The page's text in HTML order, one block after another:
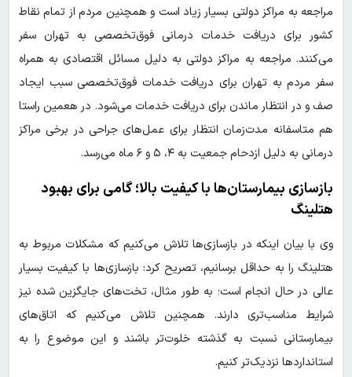
مراجعه به مراکز دولتی بسیار زیاد است و همچنین مردم از تمام نقاط
کشور برای دریافت خدمات درمانی فوق‌تخصصی به تهران سفر
می‌کنند. مراجعه به مراکز دولتی به دلیل مسائل اقتصادی به همراه
سفر مردم به تهران برای دریافت خدمات فوق‌تخصصی سبب ایجاد
صف و در انتظار ماندن برای دریافت خدمات می‌شود. در هعمین راستا
هم متاسفانه مدت‌زمان انتظار برای عمل‌های جراحی در برخی مراکز
درمانی به دلیل ازدحام جمعیت به ۴، ۵ و ۶ ماه می‌رسد.
بازسازی بیمارستان‌ها با کیفیت بالا؛ گامی برای بهبود
هتلینگ
وی با بیان اینکه در بازسازی‌ها تلاش می‌کنیم که مشکلات مربوط به
هتلینگ را به حداقل برسانیم، تصریح کرد: بازسازی‌ها با کیفیت بسیار
عالی در حال انجام است؛ به طور مثال، تخت‌های جایگزین شده نیز
شرایط مناسب‌تری دارند. همچنین تلاش می‌کنیم که اتاق‌های
بیمارستانی نسبت به گذشته خلوت‌تر باشند و این موضوع را به
استانداردها نزدیک‌تر کنیم.